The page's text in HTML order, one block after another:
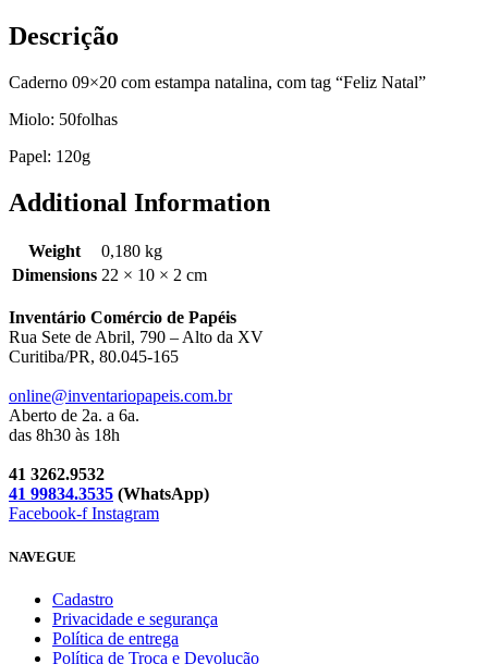
Descrição
Caderno 09×20 com estampa natalina, com tag “Feliz Natal”
Miolo: 50folhas
Papel: 120g
Additional Information
Weight
0,180 kg
Dimensions 22 × 10 × 2 cm
Inventário Comércio de Papéis
Rua Sete de Abril, 790 – Alto da XV
Curitiba/PR, 80.045-165
online@inventariopapeis.com.br
Aberto de 2a. a 6a.
das 8h30 às 18h
41 3262.9532
41 99834.3535 (WhatsApp)
Facebook-f Instagram
NAVEGUE
Cadastro
Privacidade e segurança
Política de entrega
Política de Troca e Devolução